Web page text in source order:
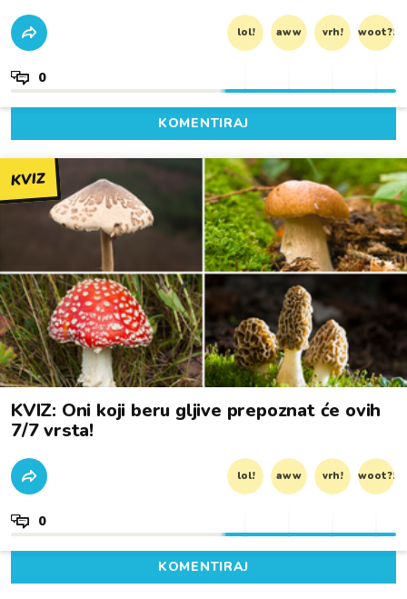
lol! aww vrh! woot?!
0
KOMENTIRAJ
KVIZ
KVIZ: Oni koji beru gljive prepoznat će ovih
7/7 vrsta!
lol! aww vrh! woot?!
0
KOMENTIRAJ